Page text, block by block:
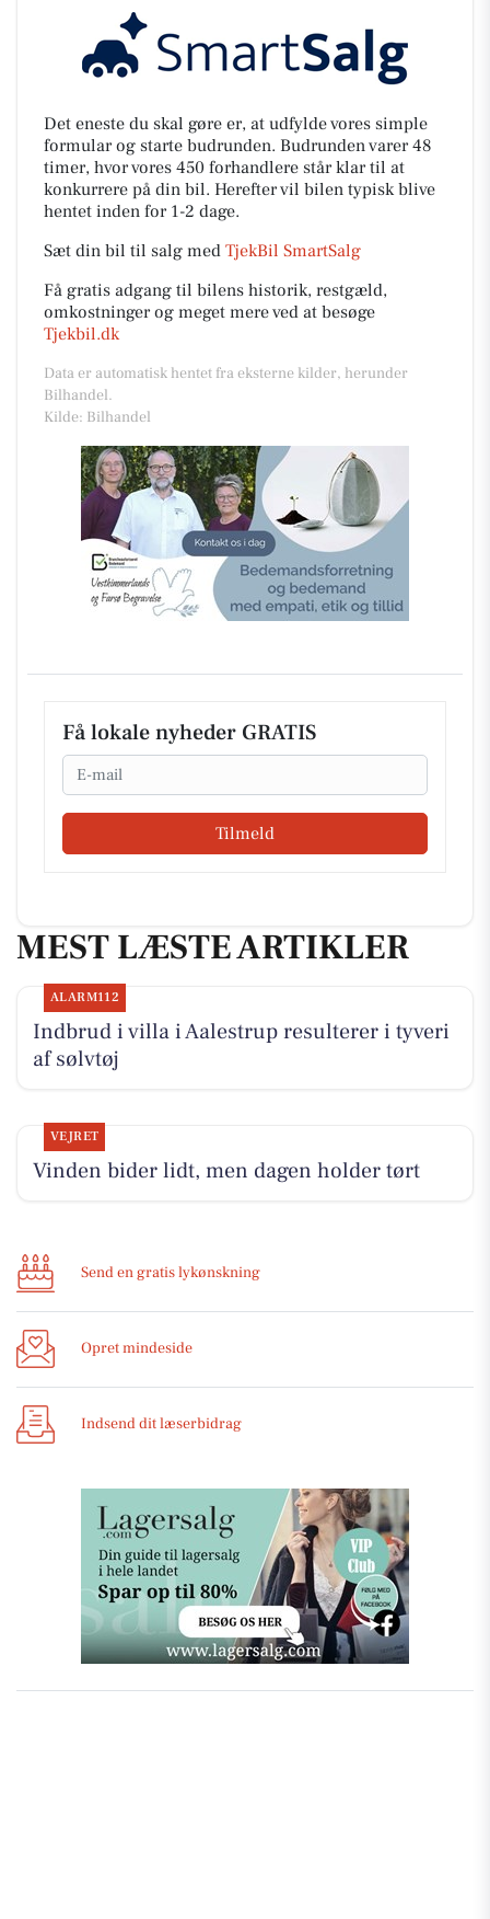
Det eneste du skal gøre er, at udfylde vores simple
formular og starte budrunden. Budrunden varer 48
timer, hvor vores 450 forhandlere står klar til at
konkurrere på din bil. Herefter vil bilen typisk blive
hentet inden for 1-2 dage.
Sæt din bil til salg med TjekBil SmartSalg
Få gratis adgang til bilens historik, restgæld,
omkostninger og meget mere ved at besøge
Tjekbil.dk
Data er automatisk hentet fra eksterne kilder, herunder
Bilhandel.
Kilde: Bilhandel
Få lokale nyheder GRATIS
Email
Tilmeld
MEST LÆSTE ARTIKLER
ALARM112
Indbrud i villa i Aalestrup resulterer i tyveri
af sølvtøj
VEJRET
Vinden bider lidt, men dagen holder tørt
Send en gratis lykønskning
Opret mindeside
Indsend dit læserbidrag